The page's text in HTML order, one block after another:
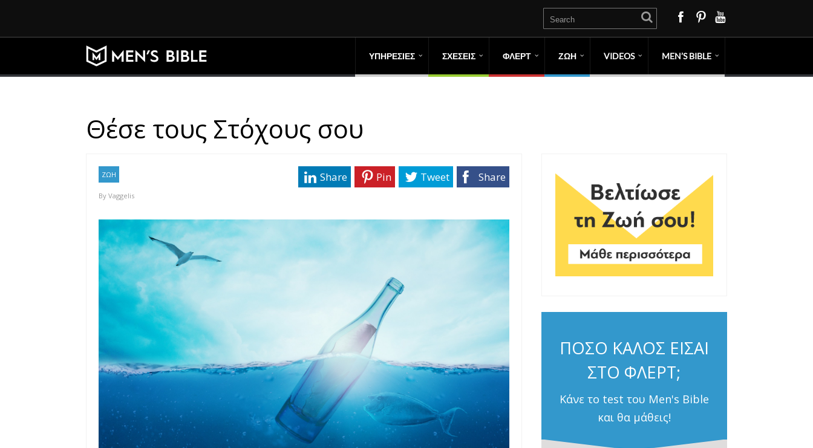
ΥΠΗΡΕΣΙΕΣ ΣΧΕΣΕΙΣ ΦΛΕΡΤ ΖΩΗ VIDEOS MEN’S BIBLE
Θέσε τους Στόχους σου
ΖΩΗ
By Vaggelis
Share
Tweet
Pin
Share
ΠΟΣΟ ΚΑΛΟΣ ΕΙΣΑΙ
ΣΤΟ ΦΛΕΡΤ;
Κάνε το test του Men's Bible
και θα μάθεις!